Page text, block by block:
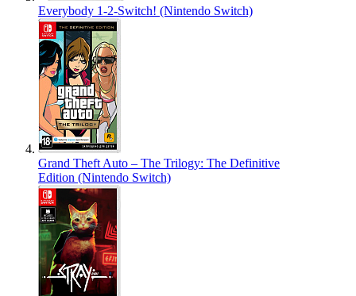
Everybody 1-2-Switch! (Nintendo Switch)
Grand Theft Auto – The Trilogy: The Definitive
Edition (Nintendo Switch)